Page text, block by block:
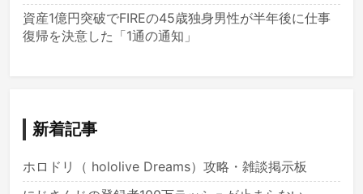
資産1億円突破でFIREの45歳独身男性が半年後に仕事
復帰を決意した「1通の通知」
新着記事
ホロドリ（ hololive Dreams）攻略・雑談掲示板